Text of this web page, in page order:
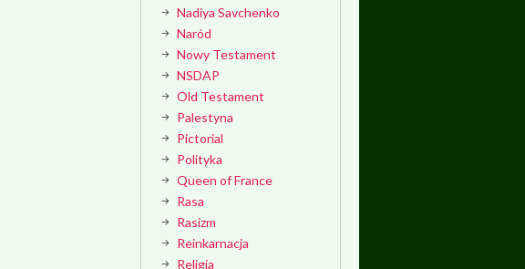
Nadiya Savchenko
Naród
Nowy Testament
NSDAP
Old Testament
Palestyna
Pictorial
Polityka
Queen of France
Rasa
Rasizm
Reinkarnacja
Religia